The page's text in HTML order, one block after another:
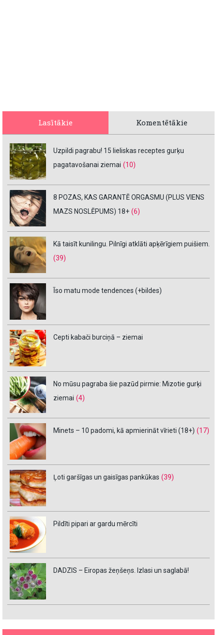
Lasītākie Komentētākie
Uzpildi pagrabu! 15 lieliskas receptes gurķu
pagatavošanai ziemai (10)
8 POZAS, KAS GARANTĒ ORGASMU (PLUS VIENS
MAZS NOSLĒPUMS) 18+ (6)
Kā taisīt kunilingu. Pilnīgi atklāti apķērīgiem puišiem.
(39)
Īso matu mode tendences (+bildes)
Cepti kabači burciņā – ziemai
No mūsu pagraba šie pazūd pirmie: Mizotie gurķi
ziemai (4)
Minets – 10 padomi, kā apmierināt vīrieti (18+) (17)
Ļoti garšīgas un gaisīgas pankūkas (39)
Pildīti pipari ar gardu mērcīti
DADZIS – Eiropas žeņšeņs. Izlasi un saglabā!